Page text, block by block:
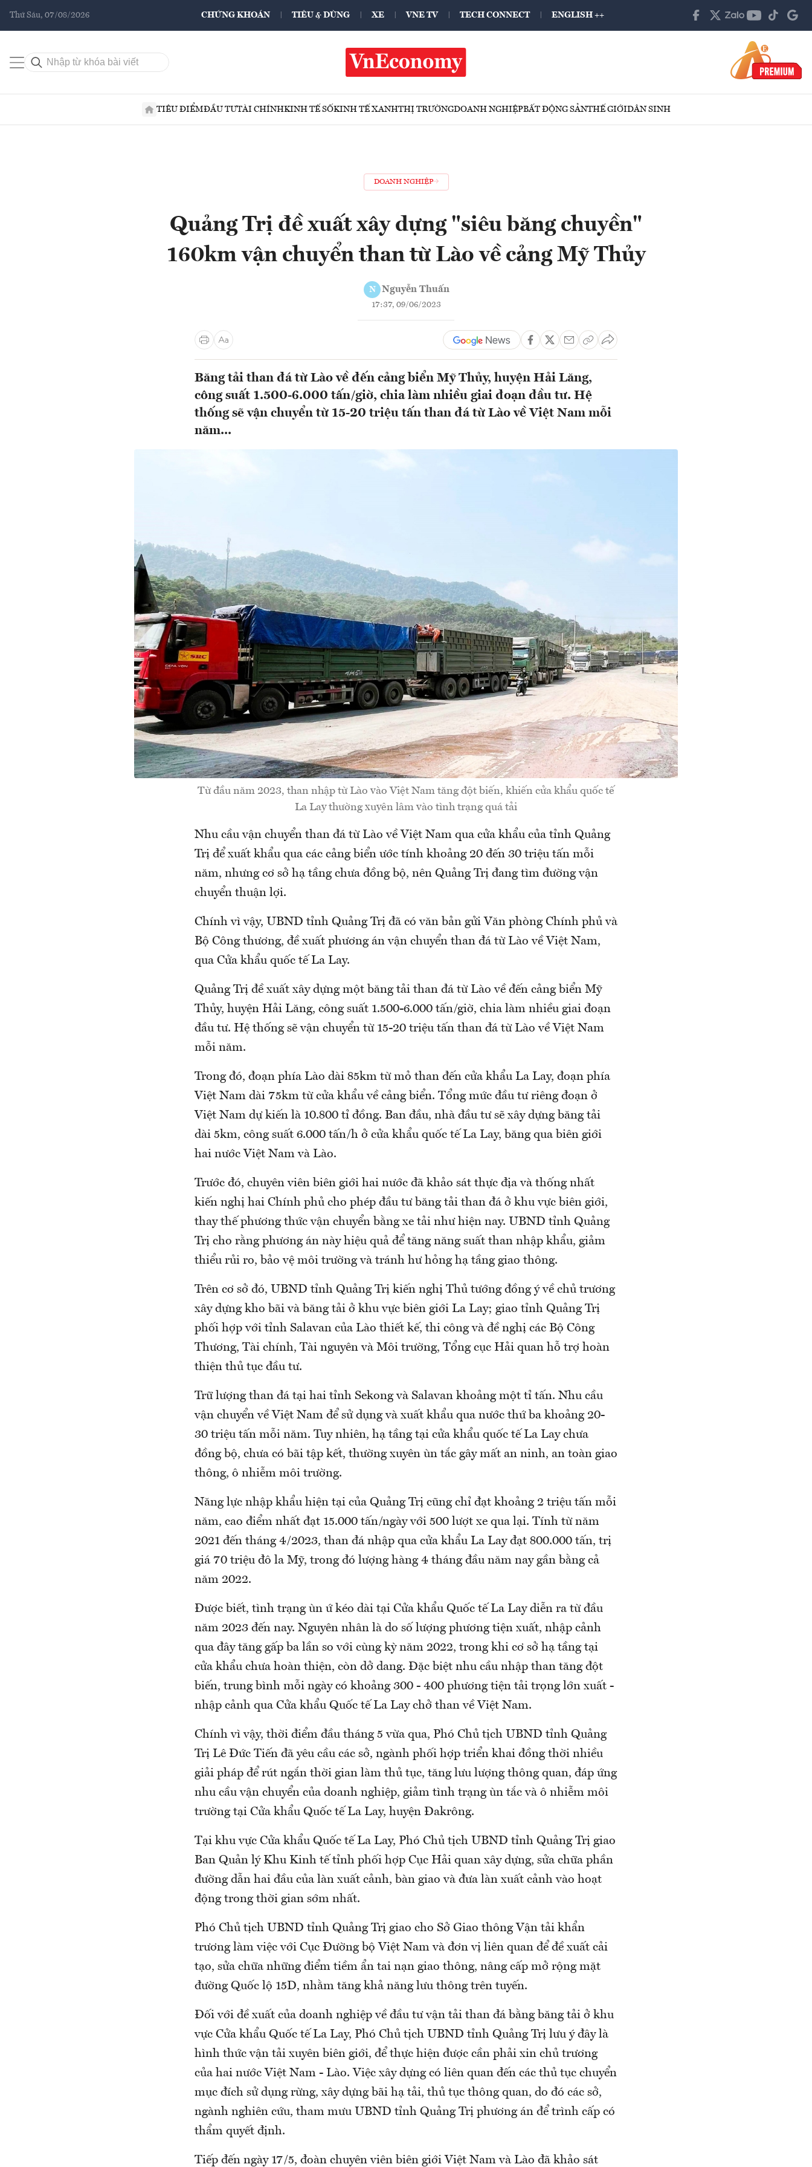
Thứ Sáu, 07/08/2026 CHỨNG KHOÁN TIÊU & DÙNG XE VNE TV TECH CONNECT ENGLISH ++
TIÊU ĐIỂMĐẦU TƯTÀI CHÍNHKINH TẾ SỐKINH TẾ XANHTHỊ TRƯỜNGDOANH NGHIỆPBẤT ĐỘNG SẢNTHẾ GIỚIDÂN SINH
DOANH NGHIỆP
Quảng Trị đề xuất xây dựng "siêu băng chuyền"
160km vận chuyển than từ Lào về cảng Mỹ Thủy
N Nguyễn Thuấn
17:37, 09/06/2023
Băng tải than đá từ Lào về đến cảng biển Mỹ Thủy, huyện Hải Lăng,
công suất 1.500-6.000 tấn/giờ, chia làm nhiều giai đoạn đầu tư. Hệ
thống sẽ vận chuyển từ 15-20 triệu tấn than đá từ Lào về Việt Nam mỗi
năm...
Từ đầu năm 2023, than nhập từ Lào vào Việt Nam tăng đột biến, khiến cửa khẩu quốc tế
La Lay thường xuyên lâm vào tình trạng quá tải
Nhu cầu vận chuyển than đá từ Lào về Việt Nam qua cửa khẩu của tỉnh Quảng
Trị để xuất khẩu qua các cảng biển ước tính khoảng 20 đến 30 triệu tấn mỗi
năm, nhưng cơ sở hạ tầng chưa đồng bộ, nên Quảng Trị đang tìm đường vận
chuyển thuận lợi.
Chính vì vậy, UBND tỉnh Quảng Trị đã có văn bản gửi Văn phòng Chính phủ và
Bộ Công thương, đề xuất phương án vận chuyển than đá từ Lào về Việt Nam,
qua Cửa khẩu quốc tế La Lay.
Quảng Trị đề xuất xây dựng một băng tải than đá từ Lào về đến cảng biển Mỹ
Thủy, huyện Hải Lăng, công suất 1.500-6.000 tấn/giờ, chia làm nhiều giai đoạn
đầu tư. Hệ thống sẽ vận chuyển từ 15-20 triệu tấn than đá từ Lào về Việt Nam
mỗi năm.
Trong đó, đoạn phía Lào dài 85km từ mỏ than đến cửa khẩu La Lay, đoạn phía
Việt Nam dài 75km từ cửa khẩu về cảng biển. Tổng mức đầu tư riêng đoạn ở
Việt Nam dự kiến là 10.800 tỉ đồng. Ban đầu, nhà đầu tư sẽ xây dựng băng tải
dài 5km, công suất 6.000 tấn/h ở cửa khẩu quốc tế La Lay, băng qua biên giới
hai nước Việt Nam và Lào.
Trước đó, chuyên viên biên giới hai nước đã khảo sát thực địa và thống nhất
kiến nghị hai Chính phủ cho phép đầu tư băng tải than đá ở khu vực biên giới,
thay thế phương thức vận chuyển bằng xe tải như hiện nay. UBND tỉnh Quảng
Trị cho rằng phương án này hiệu quả để tăng năng suất than nhập khẩu, giảm
thiểu rủi ro, bảo vệ môi trường và tránh hư hỏng hạ tầng giao thông.
Trên cơ sở đó, UBND tỉnh Quảng Trị kiến nghị Thủ tướng đồng ý về chủ trương
xây dựng kho bãi và băng tải ở khu vực biên giới La Lay; giao tỉnh Quảng Trị
phối hợp với tỉnh Salavan của Lào thiết kế, thi công và đề nghị các Bộ Công
Thương, Tài chính, Tài nguyên và Môi trường, Tổng cục Hải quan hỗ trợ hoàn
thiện thủ tục đầu tư.
Trữ lượng than đá tại hai tỉnh Sekong và Salavan khoảng một tỉ tấn. Nhu cầu
vận chuyển về Việt Nam để sử dụng và xuất khẩu qua nước thứ ba khoảng 20-
30 triệu tấn mỗi năm. Tuy nhiên, hạ tầng tại cửa khẩu quốc tế La Lay chưa
đồng bộ, chưa có bãi tập kết, thường xuyên ùn tắc gây mất an ninh, an toàn giao
thông, ô nhiễm môi trường.
Năng lực nhập khẩu hiện tại của Quảng Trị cũng chỉ đạt khoảng 2 triệu tấn mỗi
năm, cao điểm nhất đạt 15.000 tấn/ngày với 500 lượt xe qua lại. Tính từ năm
2021 đến tháng 4/2023, than đá nhập qua cửa khẩu La Lay đạt 800.000 tấn, trị
giá 70 triệu đô la Mỹ, trong đó lượng hàng 4 tháng đầu năm nay gần bằng cả
năm 2022.
Được biết, tình trạng ùn ứ kéo dài tại Cửa khẩu Quốc tế La Lay diễn ra từ đầu
năm 2023 đến nay. Nguyên nhân là do số lượng phương tiện xuất, nhập cảnh
qua đây tăng gấp ba lần so với cùng kỳ năm 2022, trong khi cơ sở hạ tầng tại
cửa khẩu chưa hoàn thiện, còn dở dang. Đặc biệt nhu cầu nhập than tăng đột
biến, trung bình mỗi ngày có khoảng 300 - 400 phương tiện tải trọng lớn xuất -
nhập cảnh qua Cửa khẩu Quốc tế La Lay chở than về Việt Nam.
Chính vì vậy, thời điểm đầu tháng 5 vừa qua, Phó Chủ tịch UBND tỉnh Quảng
Trị Lê Đức Tiến đã yêu cầu các sở, ngành phối hợp triển khai đồng thời nhiều
giải pháp để rút ngắn thời gian làm thủ tục, tăng lưu lượng thông quan, đáp ứng
nhu cầu vận chuyển của doanh nghiệp, giảm tình trạng ùn tắc và ô nhiễm môi
trường tại Cửa khẩu Quốc tế La Lay, huyện Đakrông.
Tại khu vực Cửa khẩu Quốc tế La Lay, Phó Chủ tịch UBND tỉnh Quảng Trị giao
Ban Quản lý Khu Kinh tế tỉnh phối hợp Cục Hải quan xây dựng, sửa chữa phần
đường dẫn hai đầu của làn xuất cảnh, bàn giao và đưa làn xuất cảnh vào hoạt
động trong thời gian sớm nhất.
Phó Chủ tịch UBND tỉnh Quảng Trị giao cho Sở Giao thông Vận tải khẩn
trương làm việc với Cục Đường bộ Việt Nam và đơn vị liên quan để đề xuất cải
tạo, sửa chữa những điểm tiềm ẩn tai nạn giao thông, nâng cấp mở rộng mặt
đường Quốc lộ 15D, nhằm tăng khả năng lưu thông trên tuyến.
Đối với đề xuất của doanh nghiệp về đầu tư vận tải than đá bằng băng tải ở khu
vực Cửa khẩu Quốc tế La Lay, Phó Chủ tịch UBND tỉnh Quảng Trị lưu ý đây là
hình thức vận tải xuyên biên giới, để thực hiện được cần phải xin chủ trương
của hai nước Việt Nam - Lào. Việc xây dựng có liên quan đến các thủ tục chuyển
mục đích sử dụng rừng, xây dựng bãi hạ tải, thủ tục thông quan, do đó các sở,
ngành nghiên cứu, tham mưu UBND tỉnh Quảng Trị phương án để trình cấp có
thẩm quyết định.
Tiếp đến ngày 17/5, đoàn chuyên viên biên giới Việt Nam và Lào đã khảo sát